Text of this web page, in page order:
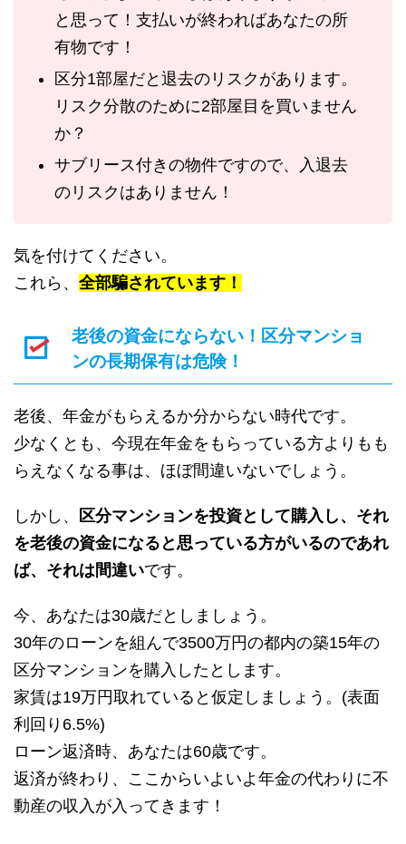
と思って！支払いが終わればあなたの所
有物です！
区分1部屋だと退去のリスクがあります。
リスク分散のために2部屋目を買いません
か？
サブリース付きの物件ですので、入退去
のリスクはありません！
気を付けてください。
これら、 全部騙されています！
老後の資金にならない！区分マンショ
ンの長期保有は危険！
老後、年金がもらえるか分からない時代です。
少なくとも、今現在年金をもらっている方よりもも
らえなくなる事は、ほぼ間違いないでしょう。
しかし、
区分マンションを投資として購入し、それ
を老後の資金になると思っている方がいるのであれ
ば、それは間違いです。
今、あなたは30歳だとしましょう。
30年のローンを組んで3500万円の都内の築15年の
区分マンションを購入したとします。
家賃は19万円取れていると仮定しましょう。(表面
利回り6.5%)
ローン返済時、あなたは60歳です。
返済が終わり、ここからいよいよ年金の代わりに不
動産の収入が入ってきます！